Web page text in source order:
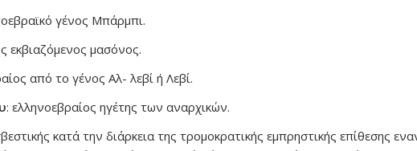
γένος Μπάρμπι.
εκβιαζόμενος μασόνος.
από το γένος Αλ- λεβί ή Λεβί.
: ελληνοεβραίος ηγέτης των αναρχικών.
κατά την διάρκεια της τρομοκρατικής εμπρηστικής επίθεσης